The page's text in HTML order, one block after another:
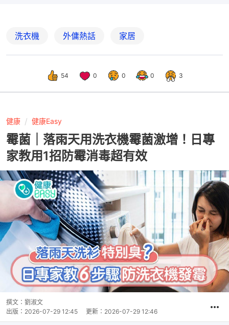
洗衣機 外傭熱話 家居
54 0 0 0 3
健康 健康Easy
霉菌｜落雨天用洗衣機霉菌激增！日專
家教用1招防霉消毒超有效
撰文： 劉淑文
出版： 2026-07-29 12:45 更新： 2026-07-29 12:46